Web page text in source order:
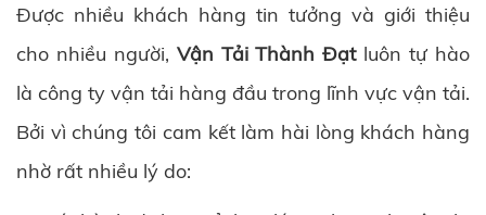
Được nhiều khách hàng tin tưởng và giới thiệu
cho nhiều người, Vận Tải Thành Đạt luôn tự hào
là công ty vận tải hàng đầu trong lĩnh vực vận tải.
Bởi vì chúng tôi cam kết làm hài lòng khách hàng
nhờ rất nhiều lý do: